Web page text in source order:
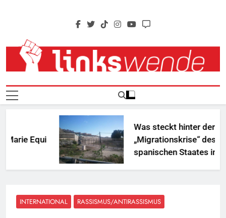
Linkswende Jetzt!
Equi
Was steckt hinter der
„Migrationskrise“ des
spanischen Staates in
Nordafrika?
INTERNATIONAL RASSISMUS/ANTIRASSISMUS